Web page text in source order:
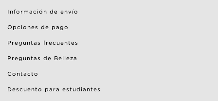
Información de envío
Opciones de pago
Preguntas frecuentes
Preguntas de Belleza
Contacto
Descuento para estudiantes